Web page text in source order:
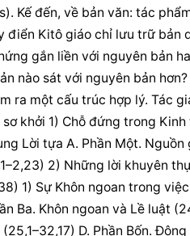
Kế đến, về bản văn: tác
điển Kitô giáo chỉ lưu trữ bản
gắn liền với nguyên bản
nào sát với nguyên bản hơn?
ra một cấu trúc hợp lý. Tác
khởi 1) Chỗ đứng trong
Lời tựa A. Phần Một. Nguồn
2) Những lời khuyên
1) Sự Khôn ngoan trong
Ba. Khôn ngoan và Lề luật
D. Phần Bốn.